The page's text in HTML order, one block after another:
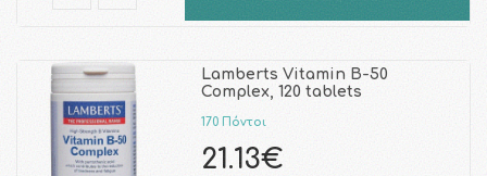
Lamberts Vitamin B-50
Complex, 120 tablets
170 Πόντοι
21.13€